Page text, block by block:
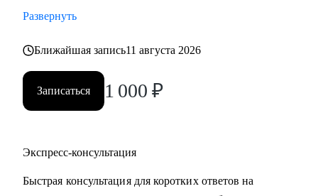
Развернуть
Ближайшая запись11 августа 2026
Записаться 1 000 ₽
Экспресс-консультация
Быстрая консультация для коротких ответов на